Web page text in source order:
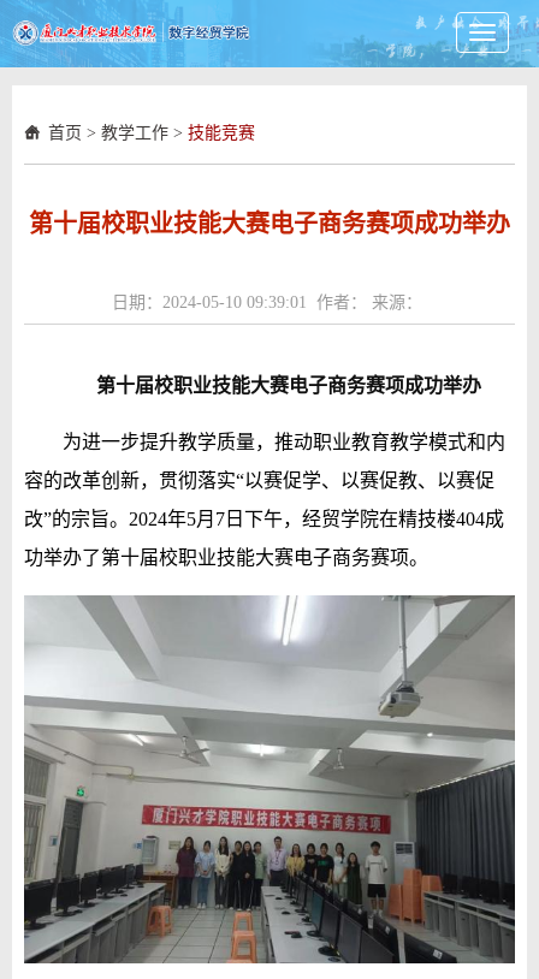
Toggle
首页 > 教学工作 > 技能竞赛
第十届校职业技能大赛电子商务赛项成功举办
日期：2024-05-10 09:39:01 作者： 来源：
第十届校职业技能大赛电子商务赛项成功举办
为进一步提升教学质量，推动职业教育教学模式和内
容的改革创新，贯彻落实“以赛促学、以赛促教、以赛促
改”的宗旨。 2024年5月7日下午，经贸学院在精技楼404成
功举办了第十届校职业技能大赛电子商务赛项。